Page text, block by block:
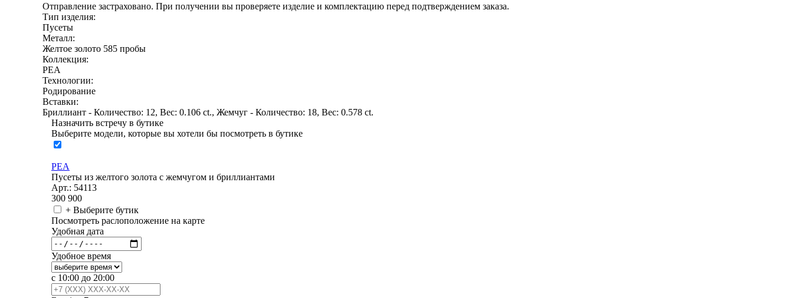
Отправление застраховано. При получении вы проверяете изделие и комплектацию перед подтверждением заказа.
Тип изделия:
Пусеты
Металл:
Желтое золото 585 пробы
Коллекция:
PEA
Технологии:
Родирование
Вставки:
Бриллиант - Количество: 12, Вес: 0.106 ct., Жемчуг - Количество: 18, Вес: 0.578 ct.
Назначить встречу в бутике
Выберите модели, которые вы хотели бы посмотреть в бутике
PEA
Пусеты из желтого золота с жемчугом и бриллиантами
Арт.: 54113
300 900
+ Выберите бутик
Посмотреть раслоположение на карте
Удобная дата
Удобное время
с 10:00 до 20:00